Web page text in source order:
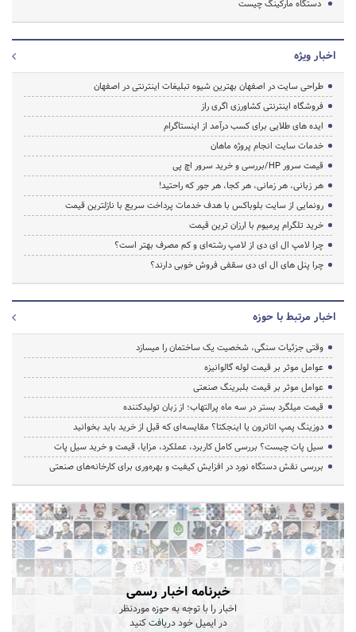
دستگاه مارکینگ چیست
اخبار ویژه
طراحی سایت در اصفهان بهترین شیوه تبلیغات اینترنتی در اصفهان
فروشگاه اینترنتی کشاورزی اگری راز
ایده های طلایی برای کسب درآمد از اینستاگرام
خدمات سایت انجام پروژه ماهان
قیمت سرور HP/بررسی و خرید سرور اچ پی
هر زبانی، هر زمانی، هر کجا، هر جور که راحتید!
رونمایی از سایت بلوباکس با هدف خدمات پرداخت سریع با نازلترین قیمت
خرید تلگرام پرمیوم با ارزان ترین قیمت
چرا لامپ ال ای دی از لامپ رشته‌ای و کم مصرف بهتر است؟
چرا پنل های ال ای دی سقفی فروش خوبی دارند؟
اخبار مرتبط با حوزه
وقتی جزئیات سنگی، شخصیت یک ساختمان را میسازد
عوامل موثر بر قیمت لوله گالوانیزه
عوامل موثر بر قیمت بلبرینگ صنعتی
قیمت میلگرد بستر در سه ماه پرالتهاب؛ از زبان تولیدکننده
دوزینگ پمپ اتاترون یا اینجکتا؟ مقایسه‌ای که قبل از خرید باید بخوانید
سیل پات چیست؟ بررسی کامل کاربرد، عملکرد، مزایا، قیمت و خرید سیل پات
بررسی نقش دستگاه نورد در افزایش کیفیت و بهره‌وری برای کارخانه‌های صنعتی
خبرنامه اخبار رسمی
اخبار را با توجه به حوزه موردنظر
در ایمیل خود دریافت کنید